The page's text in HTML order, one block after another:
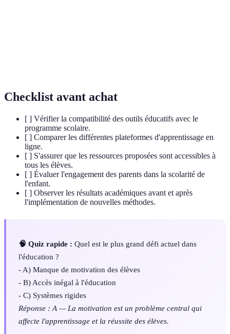
Checklist avant achat
[ ] Vérifier la compatibilité des outils éducatifs avec le
programme scolaire.
[ ] Comparer les différentes plateformes d'apprentissage en
ligne.
[ ] S'assurer que les ressources proposées sont accessibles à
tous les élèves.
[ ] Évaluer l'engagement des parents dans la scolarité de
l'enfant.
[ ] Observer les résultats académiques avant et après
l'implémentation de nouvelles méthodes.
🧠 Quiz rapide : Quel est le plus grand défi actuel dans
l'éducation ?
- A) Manque de motivation des élèves
- B) Accès inégal à l'éducation
- C) Systèmes rigides
Réponse : A — La motivation est un problème central qui
affecte l'apprentissage et la réussite des élèves.